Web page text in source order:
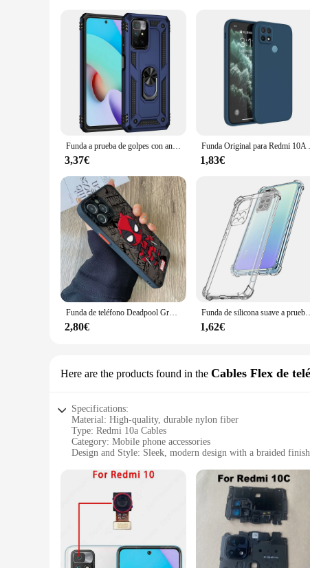
excellent choice. They are designed to enhance the user
are a must-have for anyone looking to keep their Redmi
Funda a prueba de golpes con anillo de Metal para Xiaomi, carcasa con soporte para Redmi 10 2022, Redmi 10C, 10A, 10 Prime, 2022, Note 11 Pro, 11S, 10S
3,37€
Funda Original para
1,83€
Funda de teléfono Deadpool Groot Venom para Xiaomi Redmi Note 13, 12, 11, 10, 10A, 10X, 9 Prime, 9S, 8 Pro Plus, 4G, 5G, cubierta dura transparente mate
2,80€
Funda de silicona suave a prueba de golpes para Xiaomi Redmi
1,62€
Here are the products found in the Cables Flex de
Specifications:
Material: High-quality, durable nylon fiber
Type: Redmi 10a Cables
Category: Mobile phone accessories
Design and Style: Sleek, modern design with a braided finish
Performance and Property: Fast charging and data sync
Parts and Accessories: Includes a USB-A to USB-C cable
**Optimized Connectivity for Your Redmi 10a**
The Redmi 10a Cables are the quintessential accessory for
data transfer experience. The high-quality nylon fiber
the office, or on the go, these cables are the perfect